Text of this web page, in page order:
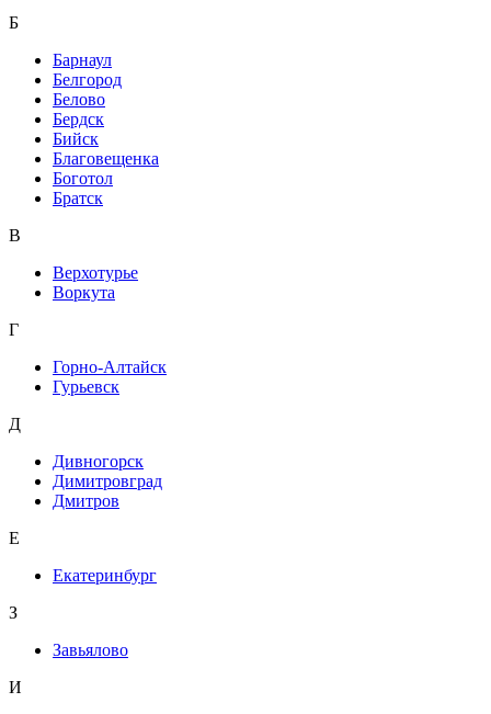
Б
Барнаул
Белгород
Белово
Бердск
Бийск
Благовещенка
Боготол
Братск
В
Верхотурье
Воркута
Г
Горно-Алтайск
Гурьевск
Д
Дивногорск
Димитровград
Дмитров
Е
Екатеринбург
З
Завьялово
И